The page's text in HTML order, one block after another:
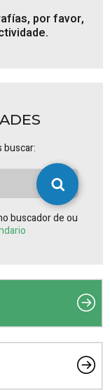
por favor,
buscar:
buscador de ou